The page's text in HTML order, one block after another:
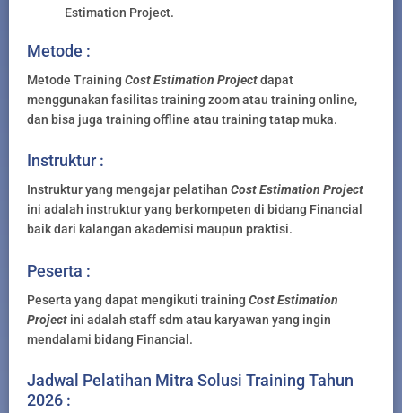
Estimation Project.
Metode :
Metode Training Cost Estimation Projectdapat
menggunakan fasilitas training zoom atau training online,
dan bisa juga training offline atau training tatap muka.
Instruktur :
Instruktur yang mengajar pelatihan Cost Estimation Project
ini adalah instruktur yang berkompeten di bidang Financial
baik dari kalangan akademisi maupun praktisi.
Peserta :
Peserta yang dapat mengikuti training Cost Estimation
Project ini adalah staff sdm atau karyawan yang ingin
mendalami bidang Financial.
Jadwal Pelatihan Mitra Solusi Training Tahun
2026 :